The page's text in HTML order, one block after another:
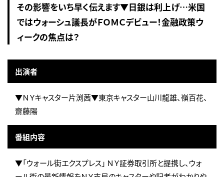
その影響をいち早く伝えます▼日銀は利上げ…米国
ではウォーシュ議長がＦＯＭＣデビュー！金融政策ウ
ィークの焦点は？
出演者
▼ＮＹキャスター片渕茜▼東京キャスター山川龍雄、嶺百花、
齋藤陽
番組内容
▼「ウォール街エクスプレス」 ＮＹ証券取引所と提携し、ウォ